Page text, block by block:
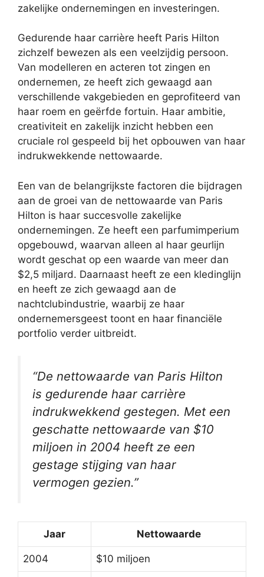
zakelijke ondernemingen en investeringen.
Gedurende haar carrière heeft Paris Hilton
zichzelf bewezen als een veelzijdig persoon.
Van modelleren en acteren tot zingen en
ondernemen, ze heeft zich gewaagd aan
verschillende vakgebieden en geprofiteerd van
haar roem en geërfde fortuin. Haar ambitie,
creativiteit en zakelijk inzicht hebben een
cruciale rol gespeeld bij het opbouwen van haar
indrukwekkende nettowaarde.
Een van de belangrijkste factoren die bijdragen
aan de groei van de nettowaarde van Paris
Hilton is haar succesvolle zakelijke
ondernemingen. Ze heeft een parfumimperium
opgebouwd, waarvan alleen al haar geurlijn
wordt geschat op een waarde van meer dan
$2,5 miljard. Daarnaast heeft ze een kledinglijn
en heeft ze zich gewaagd aan de
nachtclubindustrie, waarbij ze haar
ondernemersgeest toont en haar financiële
portfolio verder uitbreidt.
“De nettowaarde van Paris Hilton
is gedurende haar carrière
indrukwekkend gestegen. Met een
geschatte nettowaarde van $10
miljoen in 2004 heeft ze een
gestage stijging van haar
vermogen gezien.”
Jaar Nettowaarde
2004 $10 miljoen